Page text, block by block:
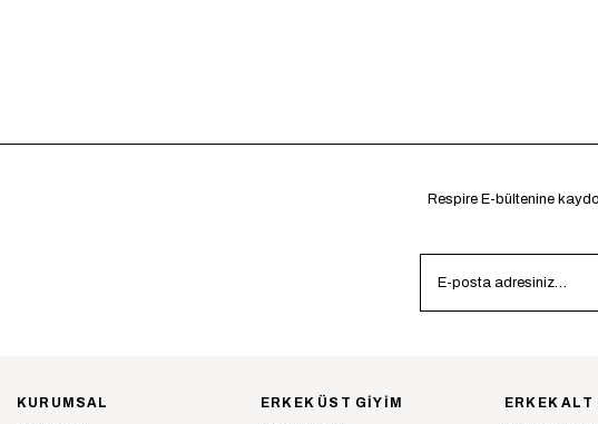
Respire E-bültenine
KURUMSAL
ERKEK ÜST GİYİM
ERKEK ALT